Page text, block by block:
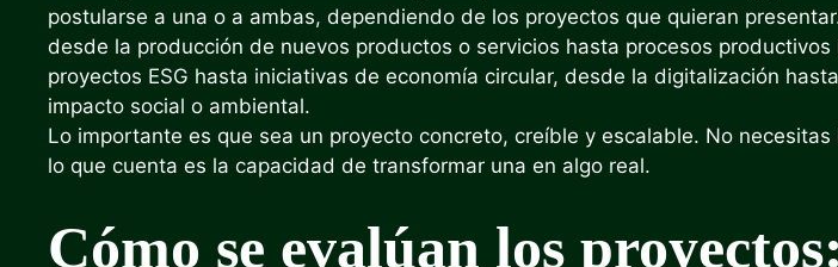
postularse a una o a ambas, dependiendo de los proyectos que quieran
desde la producción de nuevos productos o servicios hasta procesos
proyectos ESG hasta iniciativas de economía circular, desde la digitalización
impacto social o ambiental.
Lo importante es que sea un proyecto concreto, creíble y escalable. No necesitas
lo que cuenta es la capacidad de transformar una en algo real.
Cómo se evalúan los